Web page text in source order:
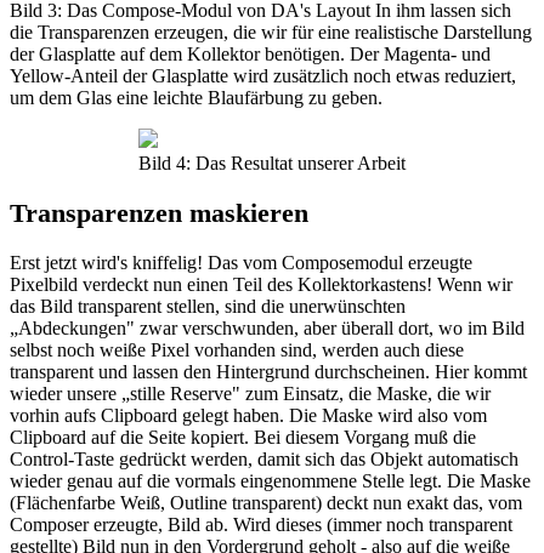
Bild 3: Das Compose-Modul von DA's Layout In ihm lassen sich
die Transparenzen erzeugen, die wir für eine realistische Darstellung
der Glasplatte auf dem Kollektor benötigen. Der Magenta- und
Yellow-Anteil der Glasplatte wird zusätzlich noch etwas reduziert,
um dem Glas eine leichte Blaufärbung zu geben.
Bild 4: Das Resultat unserer Arbeit
Transparenzen maskieren
Erst jetzt wird's kniffelig! Das vom Composemodul erzeugte
Pixelbild verdeckt nun einen Teil des Kollektorkastens! Wenn wir
das Bild transparent stellen, sind die unerwünschten
„Abdeckungen" zwar verschwunden, aber überall dort, wo im Bild
selbst noch weiße Pixel vorhanden sind, werden auch diese
transparent und lassen den Hintergrund durchscheinen. Hier kommt
wieder unsere „stille Reserve" zum Einsatz, die Maske, die wir
vorhin aufs Clipboard gelegt haben. Die Maske wird also vom
Clipboard auf die Seite kopiert. Bei diesem Vorgang muß die
Control-Taste gedrückt werden, damit sich das Objekt automatisch
wieder genau auf die vormals eingenommene Stelle legt. Die Maske
(Flächenfarbe Weiß, Outline transparent) deckt nun exakt das, vom
Composer erzeugte, Bild ab. Wird dieses (immer noch transparent
gestellte) Bild nun in den Vordergrund geholt - also auf die weiße